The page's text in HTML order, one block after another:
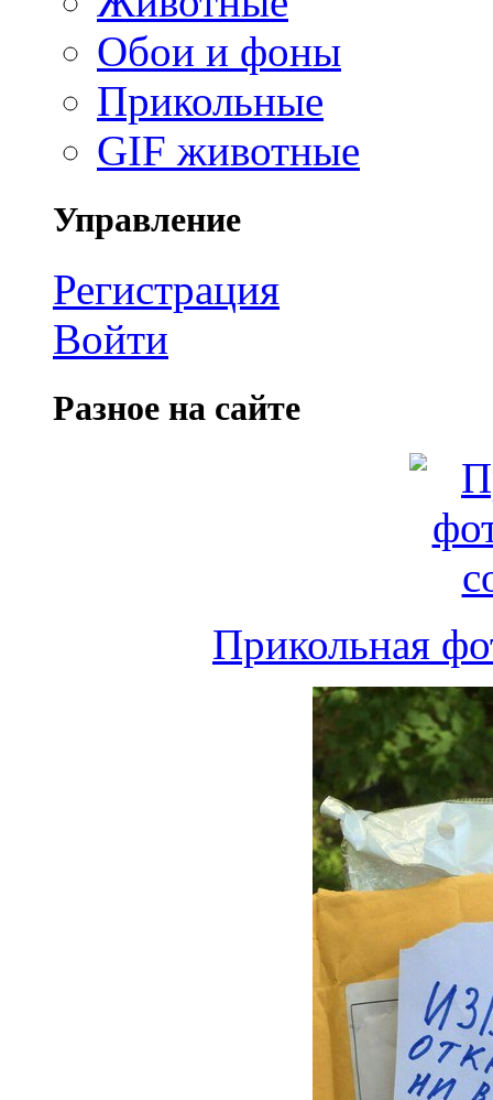
Обои и фоны
Прикольные
GIF животные
Управление
Регистрация
Войти
Разное на сайте
Прикольная